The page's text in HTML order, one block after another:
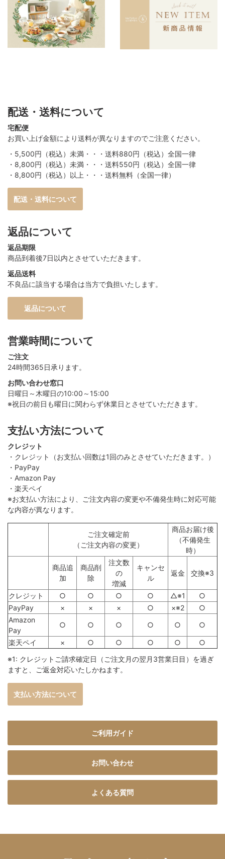
配送・送料について
宅配便
お買い上げ金額により送料が異なりますのでご注意ください。
・5,500円（税込）未満・・・送料880円（税込）全国一律
・8,800円（税込）未満・・・送料550円（税込）全国一律
・8,800円（税込）以上・・・送料無料（全国一律）
配送・送料について
返品について
返品期限
商品到着後7日以内とさせていただきます。
返品送料
不良品に該当する場合は当方で負担いたします。
返品について
営業時間について
ご注文
24時間365日承ります。
お問い合わせ窓口
日曜日～木曜日の10:00～15:00
※祝日の前日も曜日に関わらず休業日とさせていただきます。
支払い方法について
クレジット
・クレジット（お支払い回数は1回のみとさせていただきます。）
・PayPay
・Amazon Pay
・楽天ペイ
※お支払い方法により、ご注文内容の変更や不備発生時に対応可能
な内容が異なります。
ご注文確定前
（ご注文内容の変更）
商品お届け後
（不備発生
時）
商品追
加
商品削
除
注文数
の
増減
キャンセ
ル
返金 交換※3
クレジット ○ ○ ○ ○ △※1
○
PayPay
× × × ○ ×※2
○
Amazon
Pay
○ ○ ○ ○ ○ ○
楽天ペイ × ○ ○ ○ ○
○
※1: クレジットご請求確定日（ご注文月の翌月3営業日目）を過ぎ
ますと、ご返金対応いたしかねます。
支払い方法について
ご利用ガイド
お問い合わせ
よくある質問